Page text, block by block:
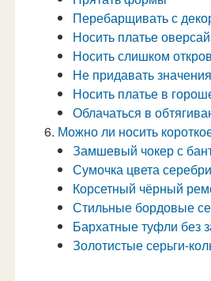
Перебарщивать с
Носить платье
Носить слишком
Не придавать
Носить платье в
Облачаться в
Можно ли носить
Замшевый чокер с
Сумочка цвета
Корсетный чёрный
Стильные бордовые
Бархатные туфли без
Золотистые серьги-